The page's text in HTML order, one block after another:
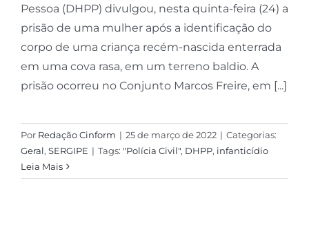
Pessoa (DHPP) divulgou, nesta quinta-feira (24) a
prisão de uma mulher após a identificação do
corpo de uma criança recém-nascida enterrada
em uma cova rasa, em um terreno baldio. A
prisão ocorreu no Conjunto Marcos Freire, em [...]
Por Redação Cinform | 25 de março de 2022 | Categorias:
Geral, SERGIPE | Tags: "Polícia Civil", DHPP, infanticídio
Leia Mais